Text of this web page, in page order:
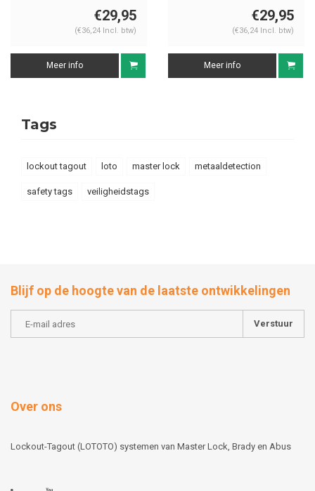
€29,95
(€36,24 Incl. btw)
Meer info
€29,95
(€36,24 Incl. btw)
Meer info
Tags
lockout tagout loto master lock metaaldetection
safety tags veiligheidstags
Blijf op de hoogte van de laatste ontwikkelingen
Verstuur
Over ons
Lockout-Tagout (LOTOTO) systemen van Master Lock, Brady en Abus